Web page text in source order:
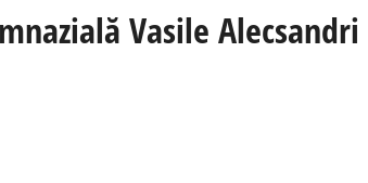
Vasile Alecsandri